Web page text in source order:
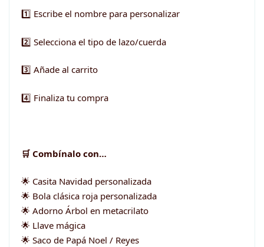
1️⃣ Escribe el nombre para personalizar
2️⃣ Selecciona el tipo de lazo/cuerda
3️⃣ Añade al carrito
4️⃣ Finaliza tu compra
🛒 Combínalo con…
🌟 Casita Navidad personalizada
🌟 Bola clásica roja personalizada
🌟 Adorno Árbol en metacrilato
🌟 Llave mágica
🌟 Saco de Papá Noel / Reyes